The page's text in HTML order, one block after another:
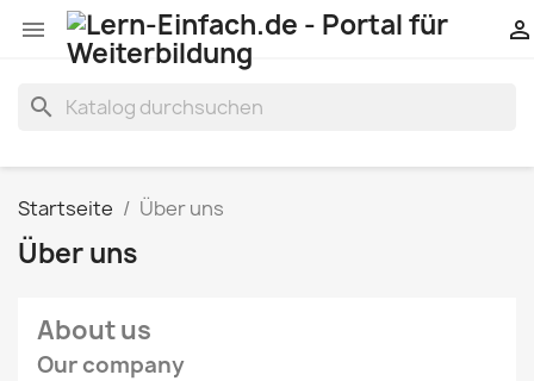
 
search
Startseite Über uns
Über uns
About us
Our company